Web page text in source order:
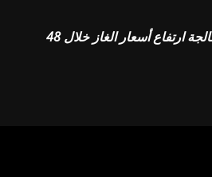
نائب ترمب: إجراءات لمعالجة ارتفاع أسعار الغاز خلال 48